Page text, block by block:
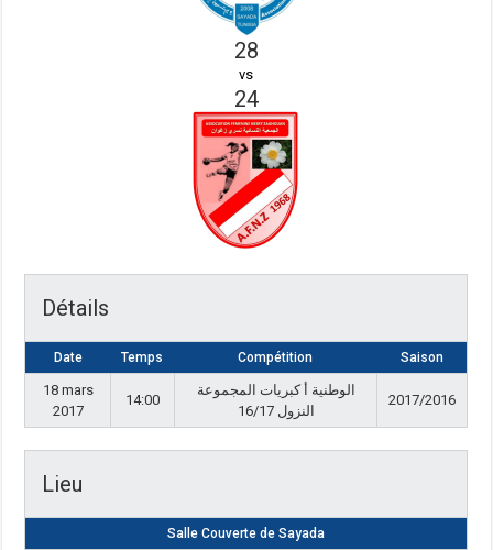
28
vs
24
Détails
Date Temps Compétition Saison
18 mars
2017
14:00
الوطنية أ كبريات المجموعة
النزول 16/17
2017/2016
Lieu
Salle Couverte de Sayada